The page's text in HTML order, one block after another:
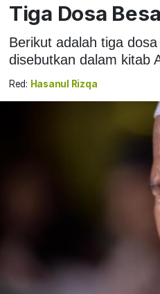
Tiga Dosa
Berikut adalah tiga
disebutkan dalam kitab
Red: Hasanul Rizqa